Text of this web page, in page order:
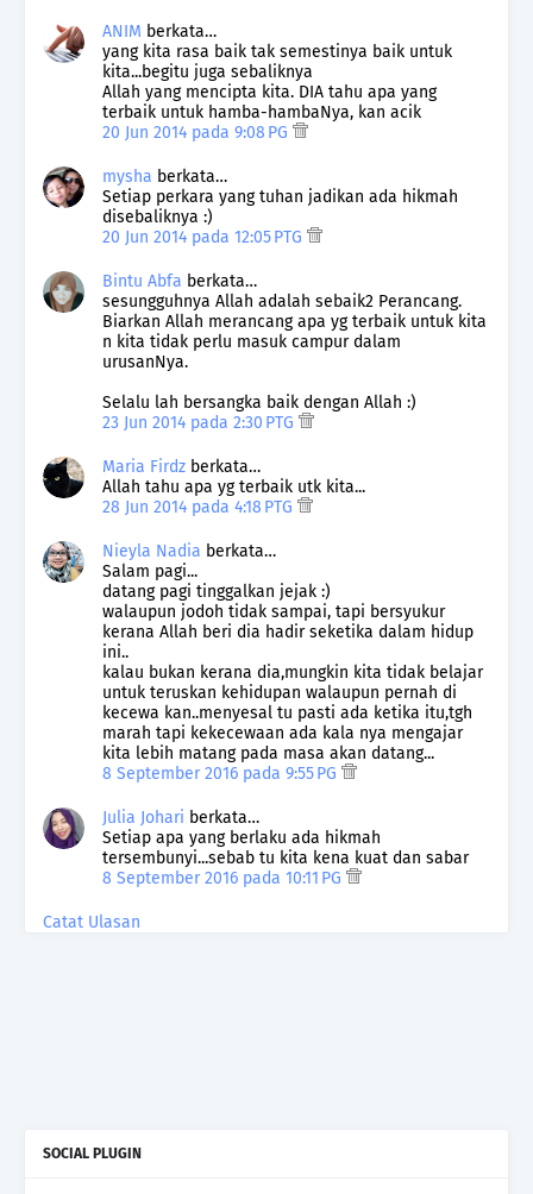
ANIM berkata…
yang kita rasa baik tak semestinya baik untuk
kita...begitu juga sebaliknya
Allah yang mencipta kita. DIA tahu apa yang
terbaik untuk hamba-hambaNya, kan acik
20 Jun 2014 pada 9:08 PG
mysha berkata…
Setiap perkara yang tuhan jadikan ada hikmah
disebaliknya :)
20 Jun 2014 pada 12:05 PTG
Bintu Abfa berkata…
sesungguhnya Allah adalah sebaik2 Perancang.
Biarkan Allah merancang apa yg terbaik untuk kita
n kita tidak perlu masuk campur dalam
urusanNya.
Selalu lah bersangka baik dengan Allah :)
23 Jun 2014 pada 2:30 PTG
Maria Firdz berkata…
Allah tahu apa yg terbaik utk kita...
28 Jun 2014 pada 4:18 PTG
Nieyla Nadia berkata…
Salam pagi...
datang pagi tinggalkan jejak :)
walaupun jodoh tidak sampai, tapi bersyukur
kerana Allah beri dia hadir seketika dalam hidup
ini..
kalau bukan kerana dia,mungkin kita tidak belajar
untuk teruskan kehidupan walaupun pernah di
kecewa kan..menyesal tu pasti ada ketika itu,tgh
marah tapi kekecewaan ada kala nya mengajar
kita lebih matang pada masa akan datang...
8 September 2016 pada 9:55 PG
Julia Johari berkata…
Setiap apa yang berlaku ada hikmah
tersembunyi...sebab tu kita kena kuat dan sabar
8 September 2016 pada 10:11 PG
Catat Ulasan
SOCIAL PLUGIN